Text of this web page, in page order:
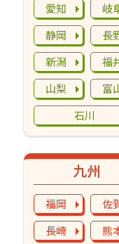
九州
福岡
佐
長崎
熊
愛知
岐
静岡
長
新潟
福
山梨
富
石川